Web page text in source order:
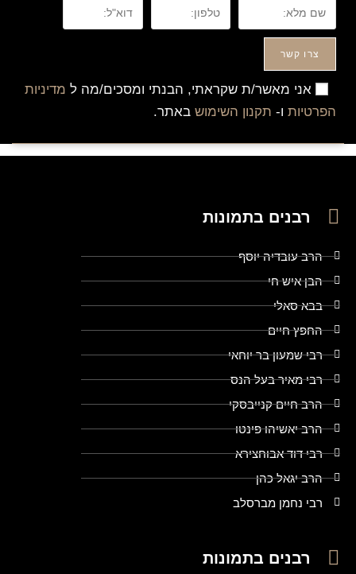
אני מאשר/ת שקראתי, הבנתי ומסכים/מה ל מדיניות
הפרטיות ו- תקנון השימוש באתר.
צרו קשר
רבנים בתמונות
הרב עובדיה יוסף
הבן איש חי
בבא סאלי
החפץ חיים
רבי שמעון בר יוחאי
רבי מאיר בעל הנס
הרב חיים קנייבסקי
הרב יאשיהו פינטו
רבי דוד אבוחצירא
הרב יגאל כהן
רבי נחמן מברסלב
רבנים בתמונות